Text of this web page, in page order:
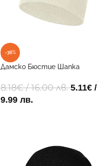
-38%
Дамско Бюстие Шапка
8.18€/ 16.00 лв.5.11€ /
9.99 лв.